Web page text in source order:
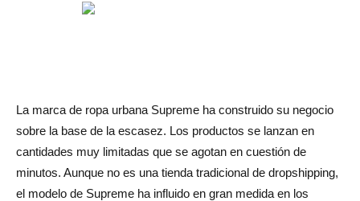
La marca de ropa urbana Supreme ha construido su negocio
sobre la base de la escasez. Los productos se lanzan en
cantidades muy limitadas que se agotan en cuestión de
minutos. Aunque no es una tienda tradicional de dropshipping,
el modelo de Supreme ha influido en gran medida en los